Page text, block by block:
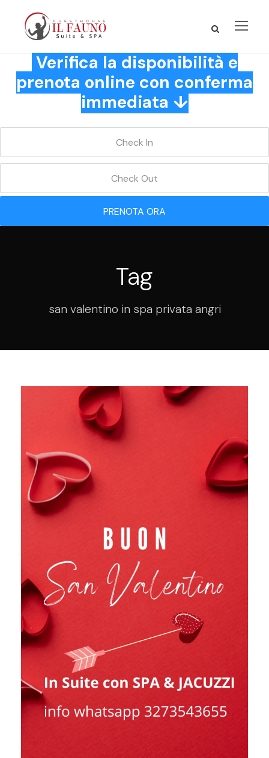
Verifica la disponibilità e
prenota online con conferma
immediata ↓
PRENOTA ORA
Tag
san valentino in spa privata angri